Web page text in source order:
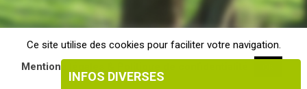
Ce site utilise des cookies pour faciliter votre navigation.
Mentions légales & Politique de confidentialité
INFOS DIVERSES